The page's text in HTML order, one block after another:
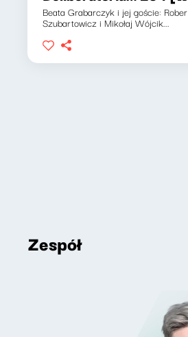
Beata Grabarczyk i jej goście:
Szubartowicz i Mikołaj Wójcik...
Zespół